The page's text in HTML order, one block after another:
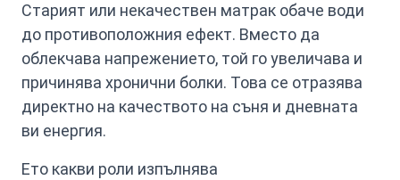
Старият или некачествен матрак обаче води
до противоположния ефект. Вместо да
облекчава напрежението, той го увеличава и
причинява хронични болки. Това се отразява
директно на качеството на съня и дневната
ви енергия.
Ето какви роли изпълнява